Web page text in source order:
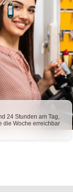
24 Stunden am Tag,
die Woche erreichbar